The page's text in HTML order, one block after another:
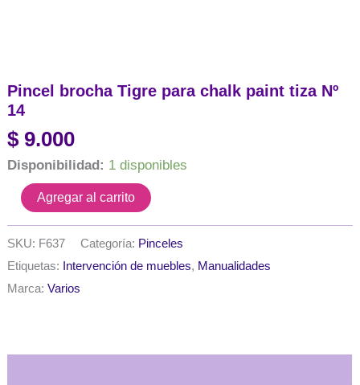
Pincel brocha Tigre para chalk paint tiza Nº
14
$ 9.000
Disponibilidad: 1 disponibles
Pincel
brocha
Tigre
para
paint
tiza
Agregar al carrito
SKU: F637 Categoría: Pinceles
Etiquetas: Intervención de muebles, Manualidades
Marca:Varios